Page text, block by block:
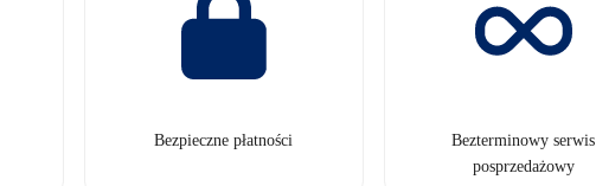
Bezpieczne płatności
Bezterminowy serwis
posprzedażowy